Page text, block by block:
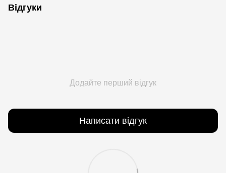
Відгуки
Додайте перший відгук
Написати відгук